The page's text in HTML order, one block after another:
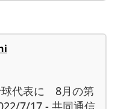
球代表に 8月の第
7/17 - 共同通信